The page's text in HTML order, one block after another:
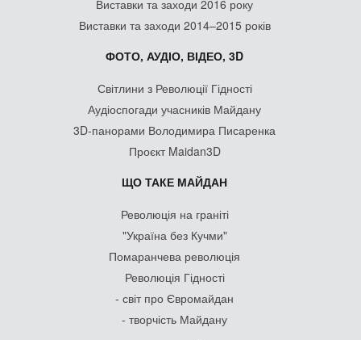
Виставки та заходи 2016 року
Виставки та заходи 2014–2015 років
ФОТО, АУДІО, ВІДЕО, 3D
Світлини з Революції Гідності
Аудіоспогади учасників Майдану
3D-панорами Володимира Писаренка
Проєкт Maidan3D
ЩО ТАКЕ МАЙДАН
Революція на граніті
"Україна без Кучми"
Помаранчева революція
Революція Гідності
- світ про Євромайдан
- творчість Майдану